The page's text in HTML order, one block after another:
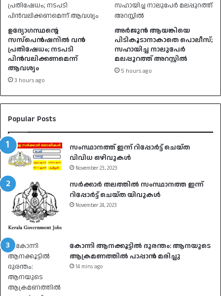
ഉദ്യോഗസ്ഥൻ്റെ
സസ്പെൻഷനിൽ വൻ
പ്രതിഷേധം; നടപടി
പിൻവലിക്കണമെന്ന്
ആവശ്യം
3 hours ago
അർജുൻ ആയങ്കിയെ
പിടികൂടാനാകാതെ പൊലീസ്;
സഹായിച്ച നാലുപേർ
മലപ്പുറത്ത് അറസ്റ്റിൽ
5 hours ago
Popular Posts
സംസ്ഥാനത്ത് ഇന്ന് റിപ്പോർട്ട് ചെയ്ത
വിവിധ ഒഴിവുകൾ
November 23, 2023
സർക്കാർ തലത്തിൽ സംസ്ഥാനത്ത ഇന്ന്
റിപ്പോർട്ട് ചെയ്ത യിവുകൾ
November 24, 2023
കോന്നി ആനക്കൂട്ടിൽ ദുരന്തം: ആനയുടെ
ആക്രമണത്തിൽ പാപ്പാൻ മരിച്ചു
14 mins ago